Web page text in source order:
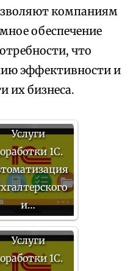
компаниям
обеспечение
что
эффективности и
их бизнеса.
Услуги
1С.
и…
Услуги
1С.